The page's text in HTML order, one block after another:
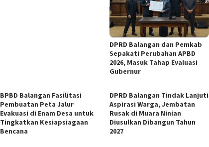
DPRD Balangan dan Pemkab
Sepakati Perubahan APBD
2026, Masuk Tahap Evaluasi
Gubernur
BPBD Balangan Fasilitasi
Pembuatan Peta Jalur
Evakuasi di Enam Desa untuk
Tingkatkan Kesiapsiagaan
Bencana
DPRD Balangan Tindak Lanjuti
Aspirasi Warga, Jembatan
Rusak di Muara Ninian
Diusulkan Dibangun Tahun
2027